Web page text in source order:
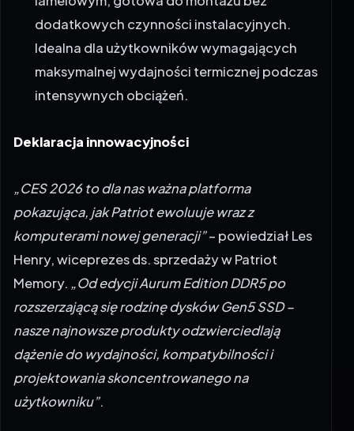
dodatkowych czynności instalacyjnych.
Idealna dla użytkowników wymagających
maksymalnej wydajności termicznej podczas
intensywnych obciążeń.
pokazująca, jak Patriot ewoluuje wraz z
komputerami nowej generacji”– powiedział Les
Henry, wiceprezes ds. sprzedaży w Patriot
Memory.„Od edycji Aurum Edition DDR5 po
rozszerzającą się rodzinę dysków Gen5 SSD –
nasze najnowsze produkty odzwierciedlają
dążenie do wydajności, kompatybilności i
projektowania skoncentrowanego na
użytkowniku”.